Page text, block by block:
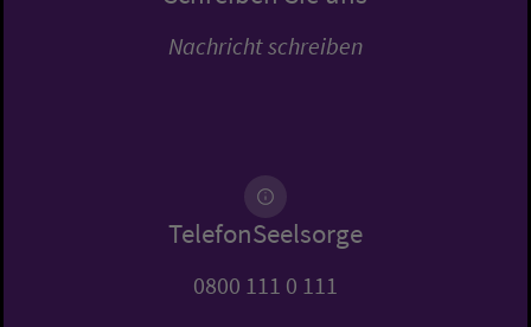
Nachricht schreiben
TelefonSeelsorge
0800 111 0 111